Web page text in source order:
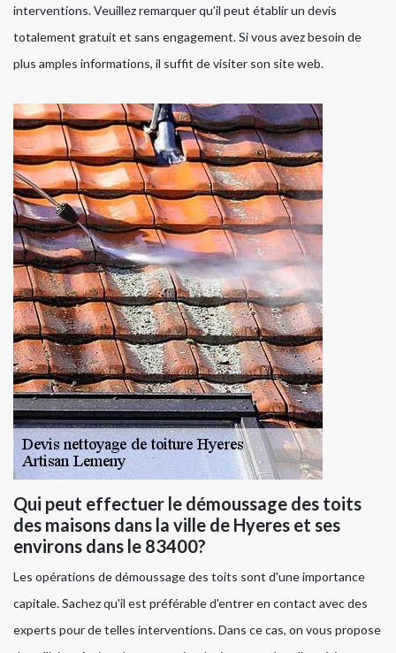
interventions. Veuillez remarquer qu'il peut établir un devis
totalement gratuit et sans engagement. Si vous avez besoin de
plus amples informations, il suffit de visiter son site web.
Qui peut effectuer le démoussage des toits
des maisons dans la ville de Hyeres et ses
environs dans le 83400?
Les opérations de démoussage des toits sont d'une importance
capitale. Sachez qu'il est préférable d'entrer en contact avec des
experts pour de telles interventions. Dans ce cas, on vous propose